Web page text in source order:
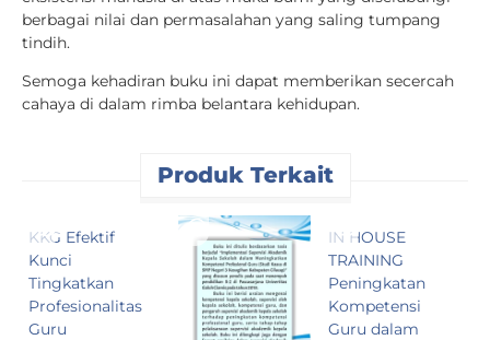
berbagai nilai dan permasalahan yang saling tumpang
tindih.
Semoga kehadiran buku ini dapat memberikan secercah
cahaya di dalam rimba belantara kehidupan.
Produk Terkait
KKG Efektif
Kunci
Tingkatkan
Profesionalitas
Guru
IN HOUSE
TRAINING
Peningkatan
Kompetensi
Guru dalam